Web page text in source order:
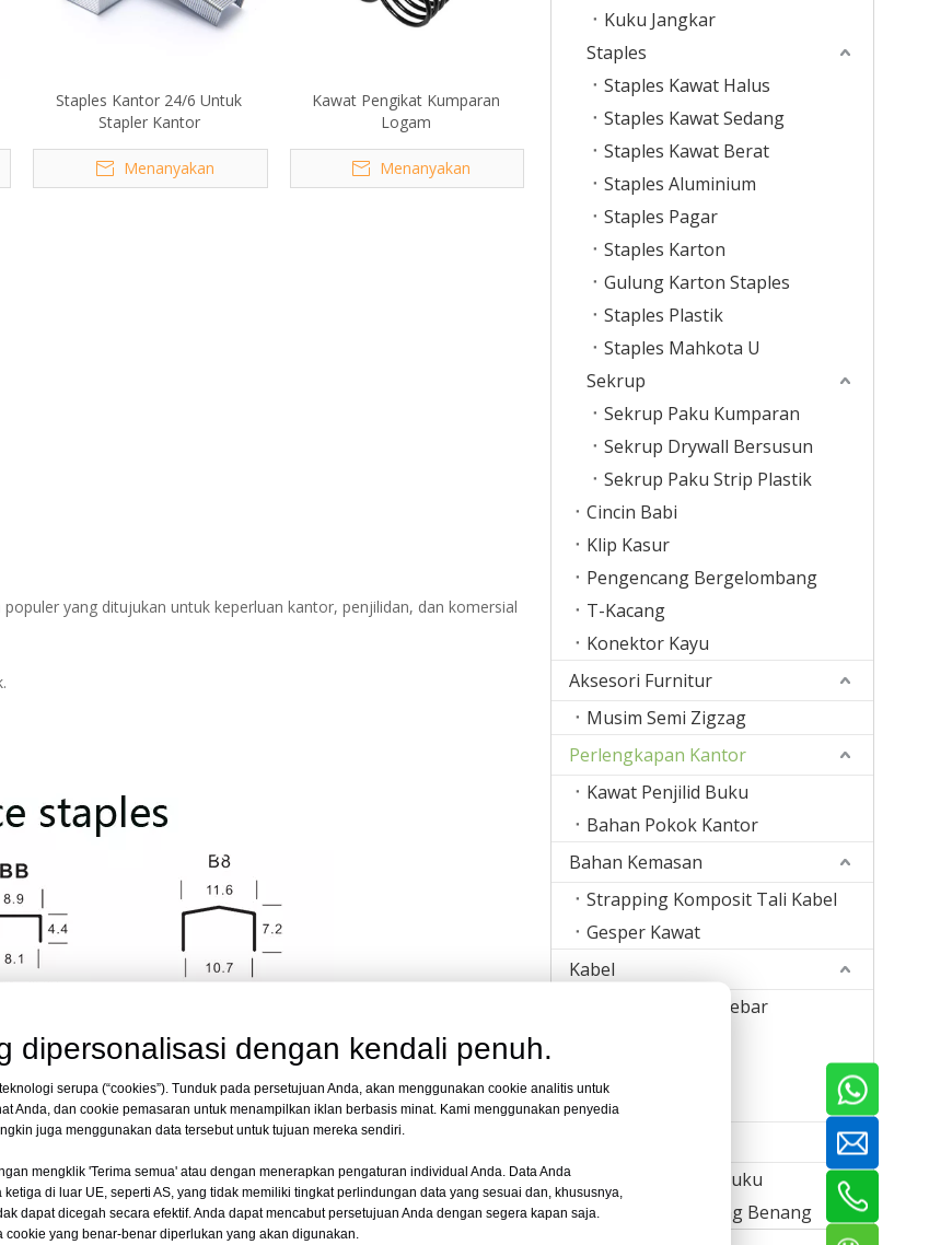
Staples Kantor 24/6 Untuk
Stapler Kantor
Menanyakan
Kawat Pengikat Kumparan
Logam
Menanyakan
yang ditujukan untuk keperluan kantor, penjilidan, dan komersial
Kuku Jangkar
Staples
Staples Kawat Halus
Staples Kawat Sedang
Staples Kawat Berat
Staples Aluminium
Staples Pagar
Staples Karton
Gulung Karton Staples
Staples Plastik
Staples Mahkota U
Sekrup
Sekrup Paku Kumparan
Sekrup Drywall Bersusun
Sekrup Paku Strip Plastik
Cincin Babi
Klip Kasur
Pengencang Bergelombang
T-Kacang
Konektor Kayu
Aksesori Furnitur
Musim Semi Zigzag
Perlengkapan Kantor
Kawat Penjilid Buku
Bahan Pokok Kantor
Bahan Kemasan
Strapping Komposit Tali Kabel
Gesper Kawat
Kabel
Kawat Pengikat Rebar
Kawat Las
Mesin Pembuat Kuku
Mesin Penggulung Benang
dipersonalisasi dengan kendali penuh.
serupa (“cookies”). Tunduk pada persetujuan Anda, akan menggunakan cookie analitis untuk
Anda, dan cookie pemasaran untuk menampilkan iklan berbasis minat. Kami menggunakan penyedia
juga menggunakan data tersebut untuk tujuan mereka sendiri.
mengklik 'Terima semua' atau dengan menerapkan pengaturan individual Anda. Data Anda
di luar UE, seperti AS, yang tidak memiliki tingkat perlindungan data yang sesuai dan, khususnya,
dapat dicegah secara efektif. Anda dapat mencabut persetujuan Anda dengan segera kapan saja.
cookie yang benar-benar diperlukan yang akan digunakan.